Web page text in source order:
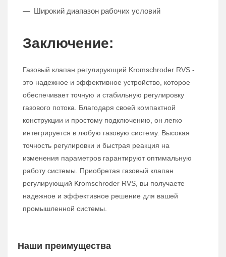
Широкий диапазон рабочих условий
Заключение:
Газовый клапан регулирующий Kromschroder RVS -
это надежное и эффективное устройство, которое
обеспечивает точную и стабильную регулировку
газового потока. Благодаря своей компактной
конструкции и простому подключению, он легко
интегрируется в любую газовую систему. Высокая
точность регулировки и быстрая реакция на
изменения параметров гарантируют оптимальную
работу системы. Приобретая газовый клапан
регулирующий Kromschroder RVS, вы получаете
надежное и эффективное решение для вашей
промышленной системы.
Наши преимущества